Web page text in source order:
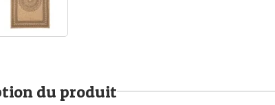
du produit